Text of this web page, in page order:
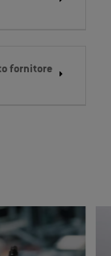
fornitore